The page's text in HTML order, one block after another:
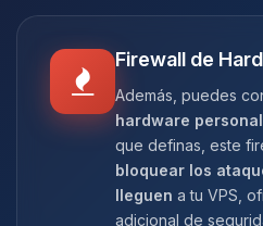
Firewall de
Además, puedes
hardware
que definas, este
bloquear los
lleguen a tu VPS,
adicional de